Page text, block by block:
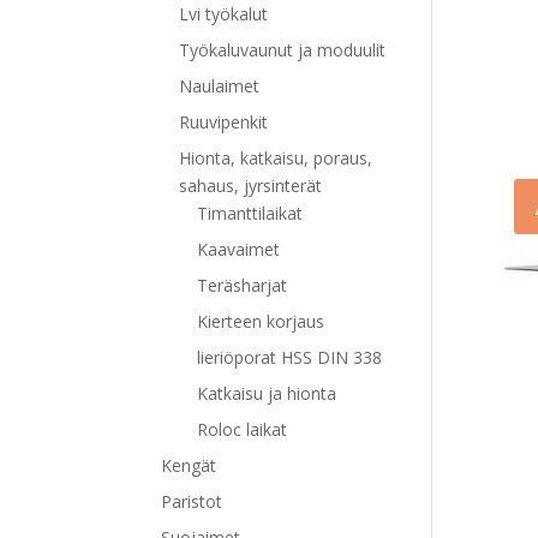
Lvi työkalut
Työkaluvaunut ja moduulit
Naulaimet
Ruuvipenkit
Hionta, katkaisu, poraus,
sahaus, jyrsinterät
Timanttilaikat
Kaavaimet
Teräsharjat
Kierteen korjaus
lieriöporat HSS DIN 338
Katkaisu ja hionta
Roloc laikat
Kengät
Paristot